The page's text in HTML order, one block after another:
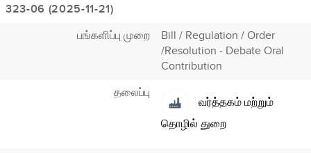
323-06 (2025-11-21)
பங்களிப்பு முறை
Bill / Regulation / Order
/Resolution - Debate Oral
Contribution
தலைப்பு
வர்த்தகம் மற்றும்
தொழில் துறை